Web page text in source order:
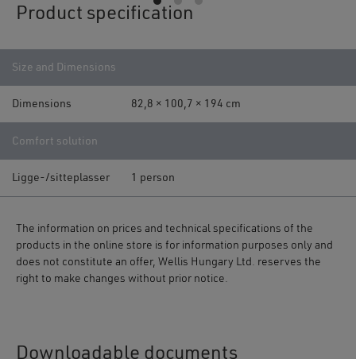
Product specification
Size and Dimensions
Dimensions 82,8 × 100,7 × 194 cm
Comfort solution
Ligge-/sitteplasser 1 person
The information on prices and technical specifications of the
products in the online store is for information purposes only and
does not constitute an offer, Wellis Hungary Ltd. reserves the
right to make changes without prior notice.
Downloadable documents